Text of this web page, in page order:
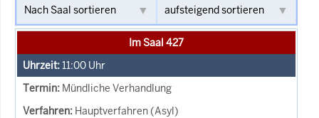
Im Saal 427
11:00 Uhr
Mündliche Verhandlung
Hauptverfahren (Asyl)